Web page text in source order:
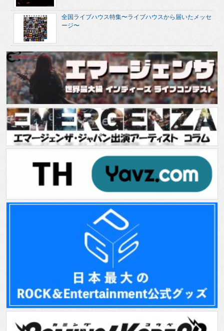
全国ライブハウス特集〜ライブハウスから届いたメッセ
ージ〜